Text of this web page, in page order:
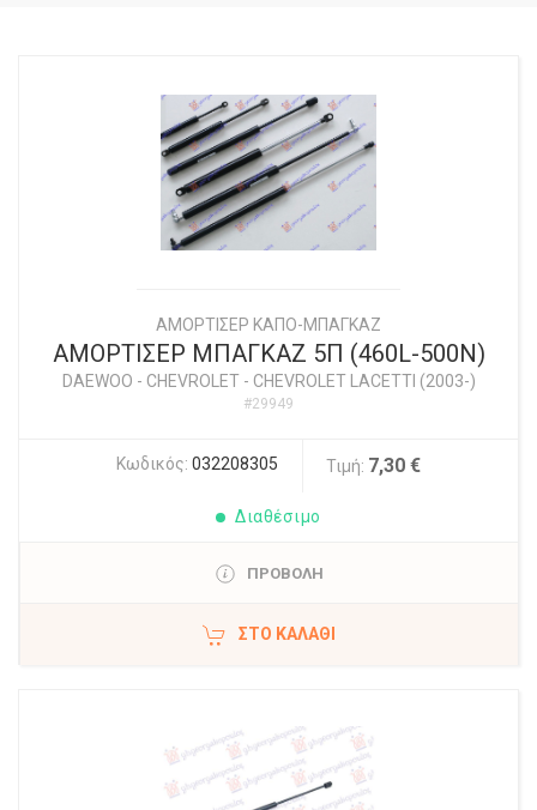
ΑΜΟΡΤΙΣΕΡ ΚΑΠΟ-ΜΠΑΓΚΑΖ
ΑΜΟΡΤΙΣΕΡ ΜΠΑΓΚΑΖ 5Π (460L-500N)
DAEWOO - CHEVROLET- CHEVROLET LACETTI (2003-)
#29949
Κωδικός: 032208305 Τιμή: 7,30 €
Διαθέσιμο
ΠΡΟΒΟΛΗ
ΣΤΟ ΚΑΛΆΘΙ